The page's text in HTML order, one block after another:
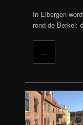
In Eibergen
rond de Berkel:
...